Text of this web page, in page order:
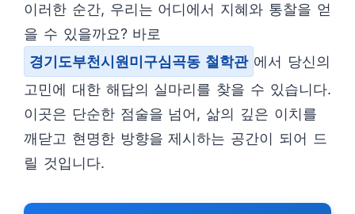
이러한 순간, 우리는 어디에서 지혜와 통찰을 얻
을 수 있을까요? 바로
경기도부천시원미구심곡동 철학관 에서 당신의
고민에 대한 해답의 실마리를 찾을 수 있습니다.
이곳은 단순한 점술을 넘어, 삶의 깊은 이치를
깨닫고 현명한 방향을 제시하는 공간이 되어 드
릴 것입니다.